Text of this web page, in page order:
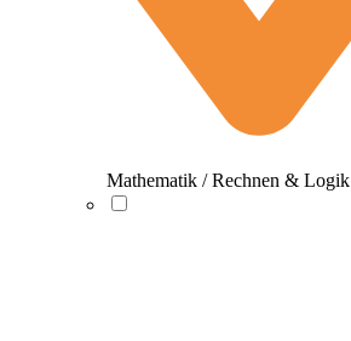
Mathematik / Rechnen & Logik